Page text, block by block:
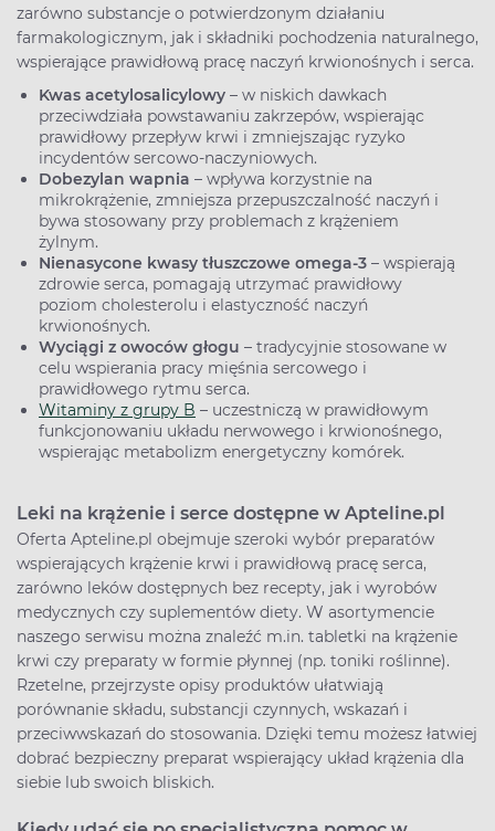
zarówno substancje o potwierdzonym działaniu
farmakologicznym, jak i składniki pochodzenia naturalnego,
wspierające prawidłową pracę naczyń krwionośnych i serca.
Kwas acetylosalicylowy – w niskich dawkach
przeciwdziała powstawaniu zakrzepów, wspierając
prawidłowy przepływ krwi i zmniejszając ryzyko
incydentów sercowo-naczyniowych.
Dobezylan wapnia – wpływa korzystnie na
mikrokrążenie, zmniejsza przepuszczalność naczyń i
bywa stosowany przy problemach z krążeniem
żylnym.
Nienasycone kwasy tłuszczowe omega-3 – wspierają
zdrowie serca, pomagają utrzymać prawidłowy
poziom cholesterolu i elastyczność naczyń
krwionośnych.
Wyciągi z owoców głogu – tradycyjnie stosowane w
celu wspierania pracy mięśnia sercowego i
prawidłowego rytmu serca.
Witaminy z grupy B – uczestniczą w prawidłowym
funkcjonowaniu układu nerwowego i krwionośnego,
wspierając metabolizm energetyczny komórek.
Leki na krążenie i serce dostępne w Apteline.pl
Oferta Apteline.pl obejmuje szeroki wybór preparatów
wspierających krążenie krwi i prawidłową pracę serca,
zarówno leków dostępnych bez recepty, jak i wyrobów
medycznych czy suplementów diety. W asortymencie
naszego serwisu można znaleźć m.in. tabletki na krążenie
krwi czy preparaty w formie płynnej (np. toniki roślinne).
Rzetelne, przejrzyste opisy produktów ułatwiają
porównanie składu, substancji czynnych, wskazań i
przeciwwskazań do stosowania. Dzięki temu możesz łatwiej
dobrać bezpieczny preparat wspierający układ krążenia dla
siebie lub swoich bliskich.